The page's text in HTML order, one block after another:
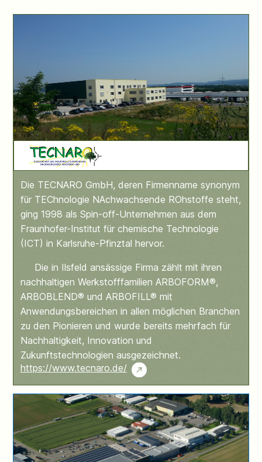
TECNARO
Die TECNARO GmbH, deren Firmenname synonym
für TEChnologie NAchwachsende ROhstoffe steht,
ging 1998 als Spin-off-Unternehmen aus dem
Fraunhofer-Institut für chemische Technologie
(ICT) in Karlsruhe-Pfinztal hervor.
Die in Ilsfeld ansässige Firma zählt mit ihren
nachhaltigen Werkstofffamilien ARBOFORM®,
ARBOBLEND® und ARBOFILL® mit
Anwendungsbereichen in allen möglichen Branchen
zu den Pionieren und wurde bereits mehrfach für
Nachhaltigkeit, Innovation und
Zukunftstechnologien ausgezeichnet.
https://www.tecnaro.de/